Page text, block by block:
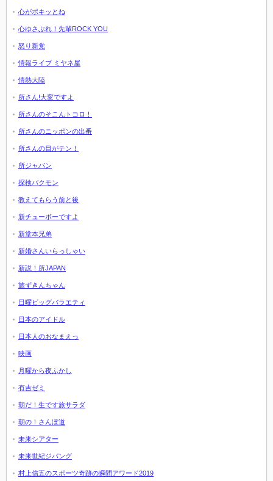
心がポキッとね
心ゆさぶれ！先輩ROCK YOU
怒り新党
情報ライブ ミヤネ屋
情熱大陸
所さん!大変ですよ
所さんのそこんトコロ！
所さんのニッポンの出番
所さんの目がテン！
所ジャパン
探検バクモン
教えてもらう前と後
新チューボーですよ
新堂本兄弟
新婚さんいらっしゃい
新説！所JAPAN
旅ずきんちゃん
日曜ビッグバラエティ
日本のアイドル
日本人のおなまえっ
映画
月曜から夜ふかし
有吉ゼミ
朝だ！生です旅サラダ
朝の！さんぽ道
未来シアター
未来世紀ジパング
村上信五のスポーツ奇跡の瞬間アワード2019